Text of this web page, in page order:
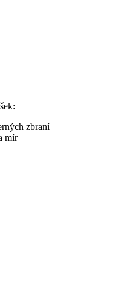
zbraní
mír